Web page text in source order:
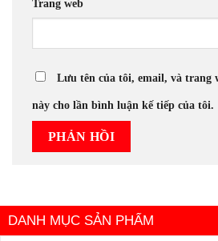
Trang web
Lưu tên của tôi, email, và trang
này cho lần bình luận kế tiếp của tôi.
DANH MỤC SẢN PHẨM